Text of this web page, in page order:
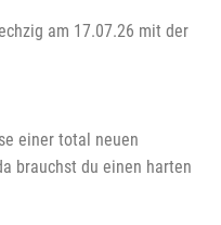
am 17.07.26 mit der
einer total neuen
brauchst du einen harten